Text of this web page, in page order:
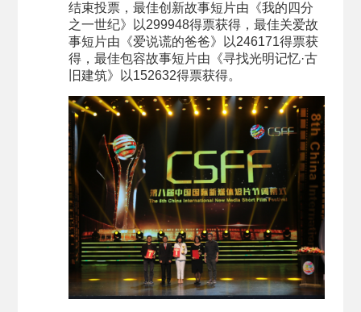
结束投票，最佳创新故事短片由《我的四分
之一世纪》以299948得票获得，最佳关爱故
事短片由《爱说谎的爸爸》以246171得票获
得，最佳包容故事短片由《寻找光明记忆·古
旧建筑》以152632得票获得。